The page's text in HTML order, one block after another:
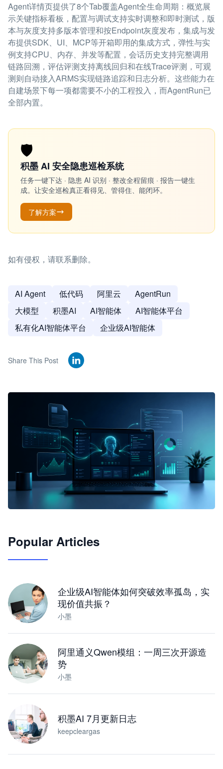
Agent详情页提供了8个Tab覆盖Agent全生命周期：概览展
示关键指标看板，配置与调试支持实时调整和即时测试，版
本与灰度支持多版本管理和按Endpoint灰度发布，集成与发
布提供SDK、UI、MCP等开箱即用的集成方式，弹性与实
例支持CPU、内存、并发等配置，会话历史支持完整调用
链路回溯，评估评测支持离线回归和在线Trace评测，可观
测则自动接入ARMS实现链路追踪和日志分析。这些能力在
自建场景下每一项都需要不小的工程投入，而AgentRun已
全部内置。
🛡️
积墨 AI 安全隐患巡检系统
任务一键下达 · 隐患 AI 识别 · 整改全程留痕 · 报告一键生
成。让安全巡检真正看得见、管得住、能闭环。
了解方案
如有侵权，请联系删除。
AI Agent 低代码 阿里云
AgentRun
大模型
积墨AI AI智能体
AI智能体平台
私有化AI智能体平台
企业级AI智能体
Share This Post
JimoClaw 桌面 AI Agent 工作台
Popular Articles
企业级AI智能体如何突破效率孤岛，实
现价值共振？
小墨
阿里通义Qwen模组：一周三次开源造
势
小墨
积墨AI 7月更新日志
keepcleargas